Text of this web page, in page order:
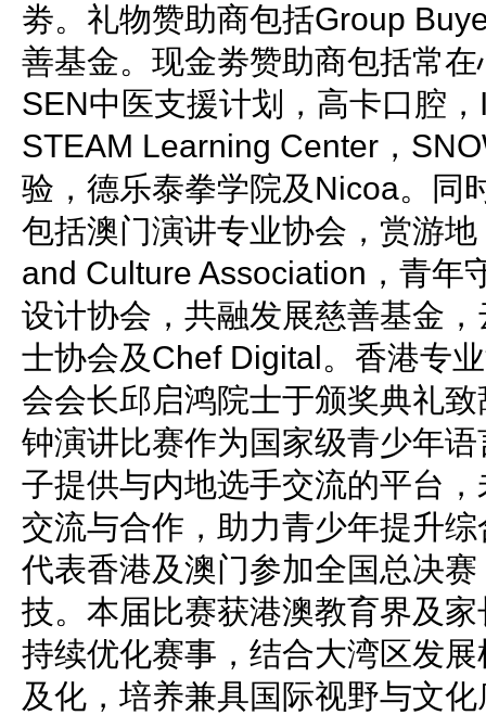
劵。礼物赞助商包括Group
善基金。现金劵赞助商包括常
SEN中医支援计划，高卡口腔
STEAM Learning Center，
验，德乐泰拳学院及Nicoa。同
包括澳门演讲专业协会，赏游
and Culture Association，青年
设计协会，共融发展慈善基金
士协会及Chef Digital。香港专
会会长邱启鸿院士于颁奖典礼
钟演讲比赛作为国家级青少年
子提供与内地选手交流的平台
交流与合作，助力青少年提升
代表香港及澳门参加全国总决
技。本届比赛获港澳教育界及
持续优化赛事，结合大湾区发
及化，培养兼具国际视野与文